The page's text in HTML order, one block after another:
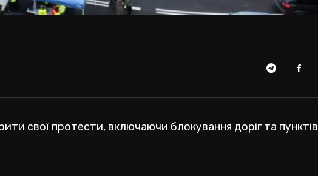
свої протести, включаючи блокування доріг та пунктів